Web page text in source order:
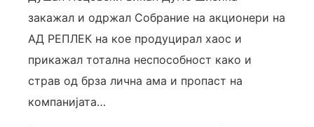
закажал и одржал Собрание на акционери на
АД РЕПЛЕК на кое продуцирал хаос и
прикажал тотална неспособност како и
страв од брза лична ама и пропаст на
компанијата…